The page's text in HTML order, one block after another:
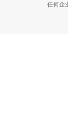
任何企